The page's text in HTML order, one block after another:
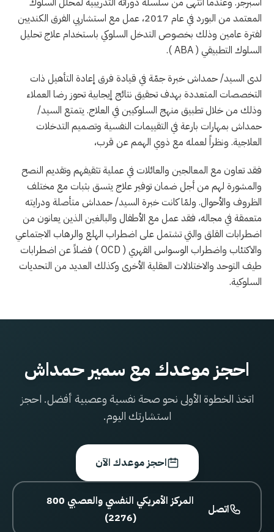
المعتمد من البورد في عام 2017، عمل مع استشاريي الفرق الكنديين
لفترة عامين وذلك بخصوص التدخل السلوكي باستخدام علاج تحليل
السلوك التطبيقي ( ABA )
.
لدى السيد/ حمداش خبرة جمّة في قيادة فرق إعادة التأهيل ذات
التخصصات المتعددة بهدف تحقيق نتائج إيجابية تحوز رضا العملاء
وذلك من خلال تطبيق منهج السلوكيين في العلاج. يتمتع السيد/
حمداش بمهارات بارعة في التقييمات النفسية وتصميم التدخلات
العلاجية. ونظراً لعمله مع ذوي الهمم عن قرب،
فقد تعاون مع المعالجين والعائلات في عملية تثقيفهم وتقديم النصح
والمشورة لهم من أجل ضمان توفير علاج يتسق بثبات مع مختلف
الظروف والأحوال. ولمّا كانت خبرة السيد/ حمداش متأصلة ودرايته
متعمقة في مجاله، فقد عمل مع الأطفال والبالغين الذين يعانون من
اضطرابات القلق والتي تشتمل على اضطراب الهلع والرهاب الاجتماعي
والاكتئاب واضطراب الوسواس القهري ( OCD ) فضلاً عن اضطرابات
طيف التوحد والاختلالات العقلية الأخرى وكذلك العديد من التحديات
السلوكية.
احجز موعدك مع سمير حمداش
اتخذ الخطوة الأولى نحو صحة نفسية وعصبية أفضل. احجز
استشارتك اليوم.
احجز موعدك الآن
اتصل
800 المركز الأمريكي النفسي والعصبي
(2276)